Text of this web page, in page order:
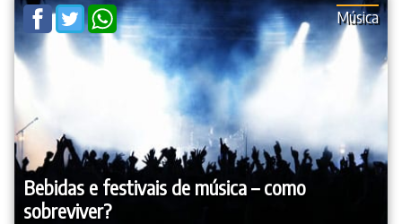
Bebidas e festivais de música – como
sobreviver?
Música